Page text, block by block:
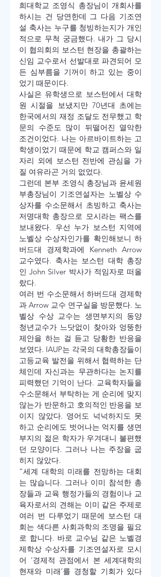
희대학교 조영식 총장님이 개회사를
하시는 건 당연한데 그 다음 기조연
설 축사는 누구를 청빙하는지가 개인
적으로 무척 궁금했다. 내가 그 당시
이 협의회의 보스턴 현장을 총괄하는
신임 교수로서 선발대로 파견되어 모
든 심부름을 기꺼이 하고 있는 중이
었기 때문이다.
사실은 유학생으로 보스턴에서 대학
원 시절을 보냈지만 70년대 초에는
한국에서의 재정 조달도 전무했고 학
문의 수준도 많이 뒤떨어진 열악한
조건이었다. 나는 아르바이트하는 고
학생이었기 때문에 학교 캠퍼스와 일
자리 외에 보스턴 전반에 관심을 가
질 여유라곤 거의 없었다.
그런데 본부 조영식 총장님과 윤세원
부총장님이 기조연설자는 노벨상 수
상자를 수소문해서 초빙하고 축사는
저명대학 총장으로 모시라는 팩스를
보내왔다. 우선 누가 보스턴 지역에
노벨상 수상자인가를 확인해보니 하
버드대 경제학과에 Kenneth Arrow
교수였다. 축사는 보스턴 대학 총장
인 John Silver 박사가 적임자로 떠올
랐다.
여러 번 수소문해서 하버드대 경제학
과 Arrow 교수 연구실을 방문했다. 노
벨상 수상 교수는 생면부지의 동양
청년교수가 느닷없이 찾아와 엉뚱한
제안을 하는 걸 듣고 당황한 반응을
보였다. IAUP는 각국의 대학총장들이
고등교육 발전을 위해서 협력하는 단
체인데 자신과는 무관하다는 논지를
피력했던 기억이 난다. 교육학자들을
수소문해서 부탁하는 게 순리에 맞지
않는가 반문하고 호의적인 반응을 보
이지 않았다. 영어도 넉넉하지도 못
하고 순리에도 벗어나는 억지를 생면
부지의 젊은 학자가 우겨대니 불편했
던 모양이다. 그러나 나는 주장을 굽
히지 않았다.
“세계 대학의 미래를 전망하는 대회
는 많습니다. 그러나 이미 참석한 총
장들과 교육 행정가들의 경험이나 교
육자로서의 견해는 이미 같은 주제로
여러 번 다루었기 때문에 보스턴 대
회는 색다른 사회과학의 조명을 필요
로 합니다. 바로 교수님 같은 노벨경
제학상 수상자를 기조연설자로 모시
어 ‘경제적 관점에서 본 세계대학의
현재와 미래’를 경청할 기회가 있다